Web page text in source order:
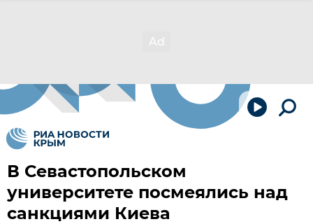
В Севастопольском
университете посмеялись над
санкциями Киева